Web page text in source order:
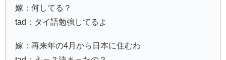
嫁：何してる？
tad：タイ語勉強してるよ
嫁：再来年の4月から日本に住むわ